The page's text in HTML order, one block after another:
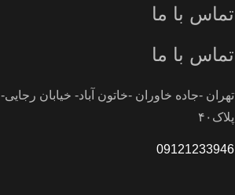
تماس با ما
تماس با ما
تهران -جاده خاوران -خاتون آباد- خیابان رجایی-
پلاک۴۰
09121233946